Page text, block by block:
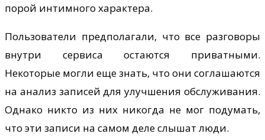
порой интимного характера.
Пользователи предполагали, что все разговоры
внутри сервиса остаются приватными.
Некоторые могли еще знать, что они соглашаются
на анализ записей для улучшения обслуживания.
Однако никто из них никогда не мог подумать,
что эти записи на самом деле слышат люди.